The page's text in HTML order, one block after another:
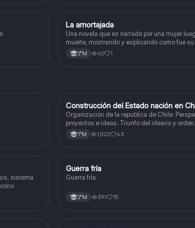
Lengua y Comunicación
La amortajada
Una novela que es narrado por una mujer
muerte, mostrando y explicando como fue
de morir.
2°M 60 1
Historia
Construcción del Estado nación en
Organización de la republica de Chile:
proyectos e ideas. Triunfo del ideario y orden
conservador. Constitución de 1833. "Era
1°M 1,522 43
sistema
Historia
Guerra fría
Guerra fría
2°M 391 15